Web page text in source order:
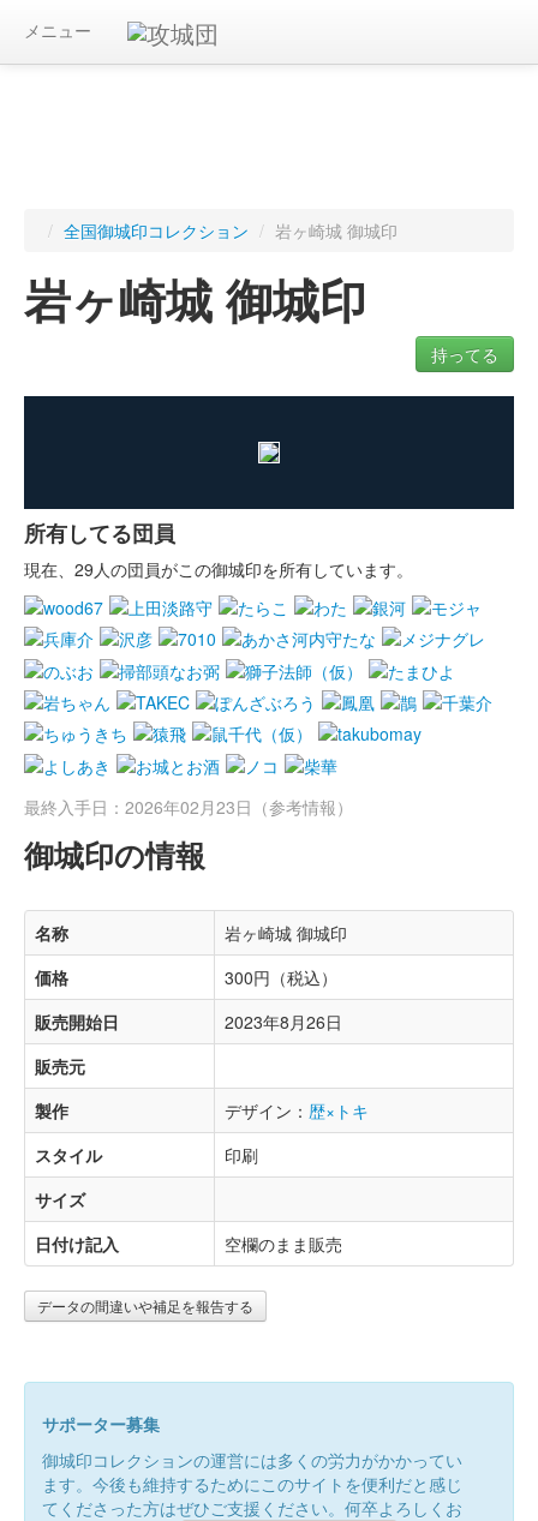
メニュー
/ 全国御城印コレクション / 岩ヶ崎城 御城印
岩ヶ崎城 御城印
持ってる
所有してる団員
現在、29人の団員がこの御城印を所有しています。
最終入手日：2026年02月23日（参考情報）
御城印の情報
名称
岩ヶ崎城 御城印
価格
300円（税込）
販売開始日
2023年8月26日
販売元
製作
デザイン： 歴×トキ
スタイル
印刷
サイズ
日付け記入
空欄のまま販売
データの間違いや補足を報告する
サポーター募集
御城印コレクションの運営には多くの労力がかかってい
ます。今後も維持するためにこのサイトを便利だと感じ
てくださった方はぜひご支援ください。何卒よろしくお